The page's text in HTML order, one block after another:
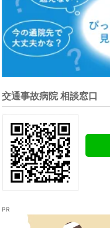
交通事故病院 相談窓口